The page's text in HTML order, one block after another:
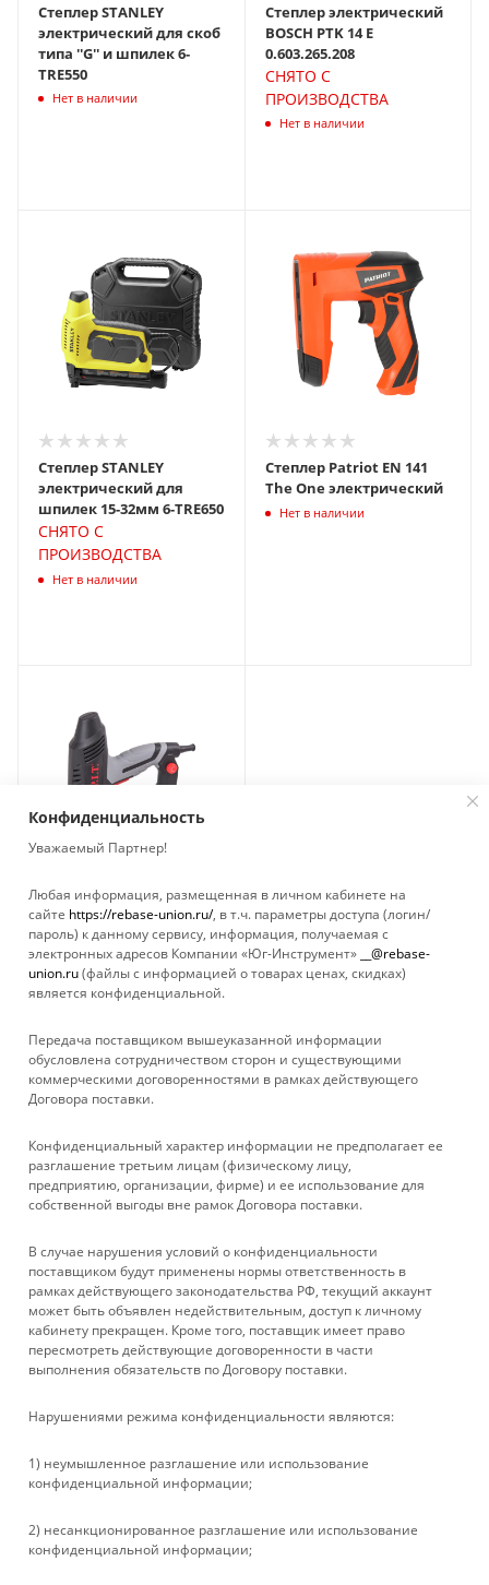
Степлер STANLEY
электрический для скоб
типа ''G'' и шпилек 6-
TRЕ550
Нет в наличии
Степлер электрический
BOSCH PTK 14 E
0.603.265.208
СНЯТО С
ПРОИЗВОДСТВА
Нет в наличии
Степлер STANLEY
электрический для
шпилек 15-32мм 6-TRЕ650
СНЯТО С
ПРОИЗВОДСТВА
Нет в наличии
Степлер Patriot EN 141
The One электрический
Нет в наличии
Степлер электрический
P.I.T. PST 6001-C
Нет в наличии
КАТАЛОГ
УСЛУГИ
БРЕНДЫ
КОМПАНИЯ
ИНФОРМАЦИЯ
ПОМОЩЬ
+ 7 861 272-88-88
company@rebase-union.ru
г. Краснодар, ул. Рашпилевская, д. 121
Конфиденциальность
Уважаемый Партнер!
Любая информация, размещенная в личном кабинете на
сайте https://rebase-union.ru/, в т.ч. параметры доступа (логин/
пароль) к данному сервису, информация, получаемая с
электронных адресов Компании «Юг-Инструмент»
__@rebase-
union.ru(файлы с информацией о товарах ценах, скидках)
является конфиденциальной.
Передача поставщиком вышеуказанной информации
обусловлена сотрудничеством сторон и существующими
коммерческими договоренностями в рамках действующего
Договора поставки.
Конфиденциальный характер информации не предполагает ее
разглашение третьим лицам (физическому лицу,
предприятию, организации, фирме) и ее использование для
собственной выгоды вне рамок Договора поставки.
В случае нарушения условий о конфиденциальности
поставщиком будут применены нормы ответственность в
рамках действующего законодательства РФ, текущий аккаунт
может быть объявлен недействительным, доступ к личному
кабинету прекращен. Кроме того, поставщик имеет право
пересмотреть действующие договоренности в части
выполнения обязательств по Договору поставки.
Нарушениями режима конфиденциальности являются:
1) неумышленное разглашение или использование
конфиденциальной информации;
2) несанкционированное разглашение или использование
конфиденциальной информации;